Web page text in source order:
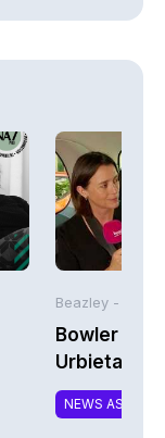
Beazley -
Bowler
Urbieta |
NEWS